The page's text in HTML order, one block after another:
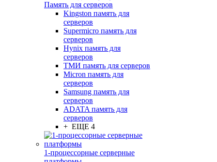
Память для серверов
Kingston память для
серверов
Supermicro память для
серверов
Hynix память для
серверов
ТМИ память для серверов
Micron память для
серверов
Samsung память для
серверов
ADATA память для
серверов
+ ЕЩЕ 4
1-процессорные серверные